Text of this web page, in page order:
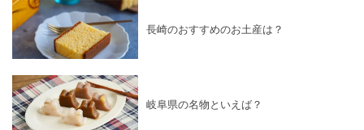
長崎のおすすめのお土産は？
岐阜県の名物といえば？